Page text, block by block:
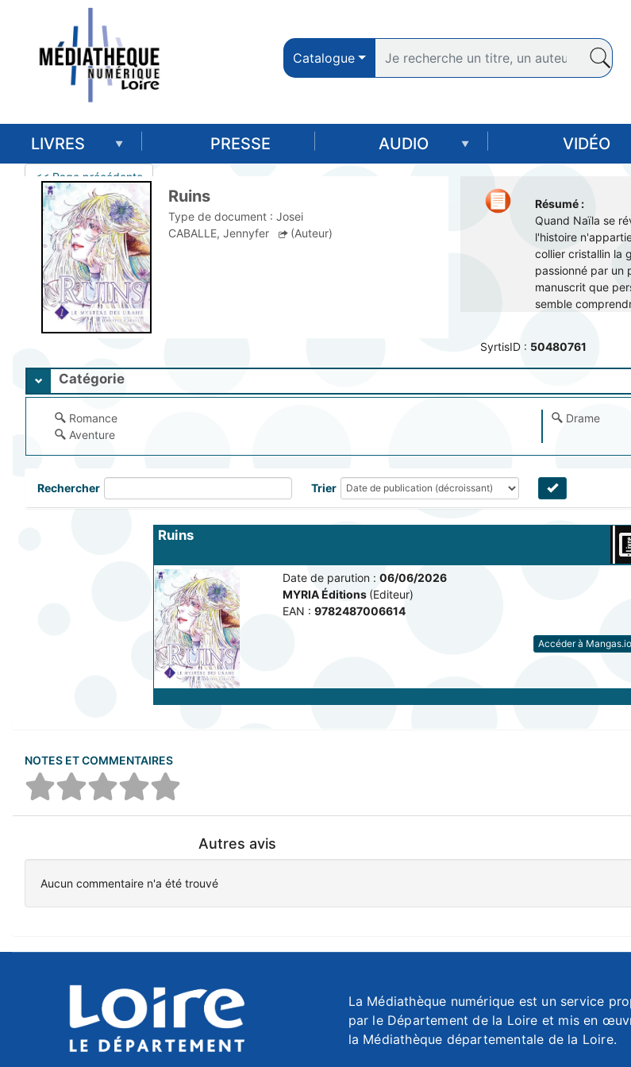
principal
Catalogue
LIVRES PRESSE AUDIO VIDÉO
<< Page précédente
Ruins
Type de document : Josei
CABALLE, Jennyfer
(Auteur)
Résumé :
Quand Naïla se
l'histoire
collier cristallin la
passionné par un
manuscrit que
semble
SyrtisID : 50480761
Catégorie
Romance
Aventure
Drame
Rechercher Trier
Ruins
Date de parution : 06/06/2026
MYRIA Éditions (Editeur)
EAN : 9782487006614
Accéder à Mangas.io
NOTES ET COMMENTAIRES
Autres avis
Aucun commentaire n'a été trouvé
La Médiathèque numérique est un service
par le Département de la Loire et mis en
la Médiathèque départementale de la Loire.